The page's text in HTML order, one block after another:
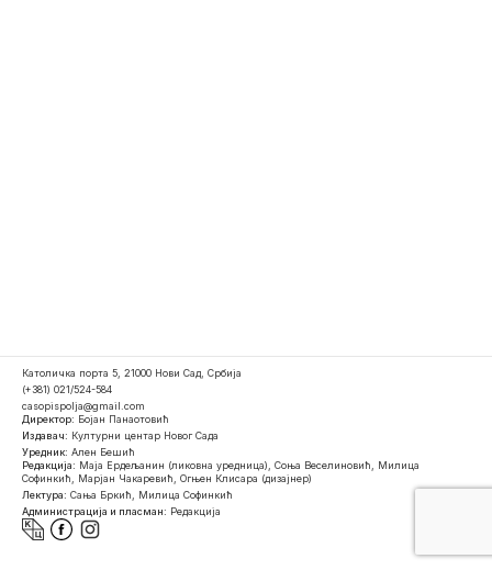
Католичка порта 5, 21000 Нови Сад, Србија
(+381) 021/524-584
casopispolja@gmail.com
Директор: Бојан Панаотовић
Издавач: Културни центар Новог Сада
Уредник: Ален Бешић
Редакција: Маја Ердељанин (ликовна уредница), Соња Веселиновић, Милица
Софинкић, Марјан Чакаревић, Огњен Клисара (дизајнер)
Лектура: Сања Бркић, Милица Софинкић
Администрација и пласман: Редакција